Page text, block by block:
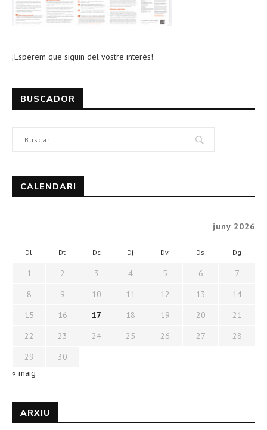
¡Esperem que siguin del vostre interès!
BUSCADOR
CALENDARI
juny 2026
Dl Dt Dc Dj Dv Ds Dg
1 2 3 4 5 6
7
8
9 10 11 12 13
14
15
16 17 18 19 20
21
22
23 24 25 26 27
28
29
30
« maig
ARXIU